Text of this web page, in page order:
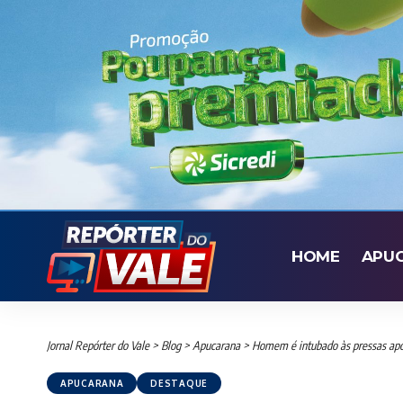
HOME
Jornal Repórter do Vale> Blog> Apucarana> Homem é intubado às pressas
APUCARANA DESTAQUE